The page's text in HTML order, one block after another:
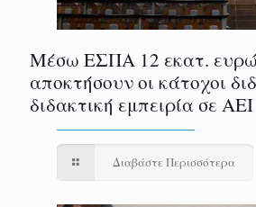
Μέσω ΕΣΠΑ 12 εκατ.
αποκτήσουν οι κάτοχοι
διδακτική εμπειρία σε ΑΕΙ
Διαβάστε Περισσότερα